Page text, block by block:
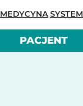
MEDYCYNA SYSTEM
PACJENT